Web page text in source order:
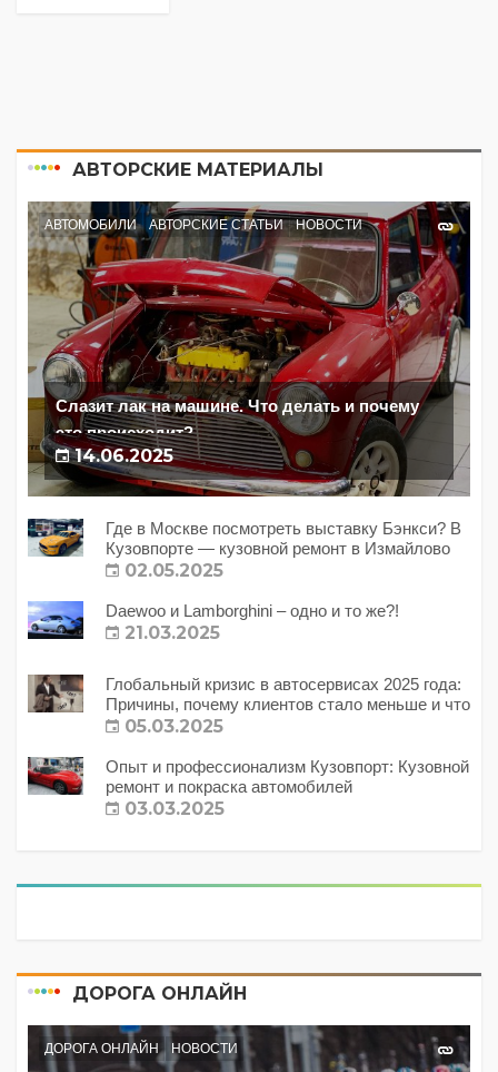
АВТОРСКИЕ МАТЕРИАЛЫ
АВТОМОБИЛИ АВТОРСКИЕ СТАТЬИ НОВОСТИ
Слазит лак на машине. Что делать и почему
это происходит?
14.06.2025
Где в Москве посмотреть выставку Бэнкси? В
Кузовпорте — кузовной ремонт в Измайлово
02.05.2025
Daewoo и Lamborghini – одно и то же?!
21.03.2025
Глобальный кризис в автосервисах 2025 года:
Причины, почему клиентов стало меньше и что
с этим делать?
05.03.2025
Опыт и профессионализм Кузовпорт: Кузовной
ремонт и покраска автомобилей
03.03.2025
ДОРОГА ОНЛАЙН
ДОРОГА ОНЛАЙН НОВОСТИ